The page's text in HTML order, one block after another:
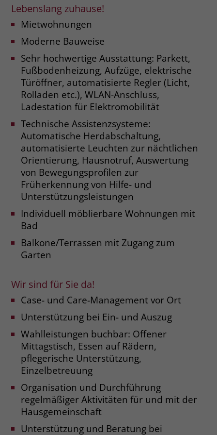
Lebenslang zuhause!
Mietwohnungen
Moderne Bauweise
Sehr hochwertige Ausstattung: Parkett,
Fußbodenheizung, Aufzüge, elektrische
Türöffner, automatisierte Regler (Licht,
Rolladen etc.), WLAN-Anschluss,
Ladestation für Elektromobilität
Technische Assistenzsysteme:
Automatische Herdabschaltung,
automatisierte Leuchten zur nächtlichen
Orientierung, Hausnotruf, Auswertung
von Bewegungsprofilen zur
Früherkennung von Hilfe- und
Unterstützungsleistungen
Individuell möblierbare Wohnungen mit
Bad
Balkone/Terrassen mit Zugang zum
Garten
Wir sind für Sie da!
Case- und Care-Management vor Ort
Unterstützung bei Ein- und Auszug
Wahlleistungen buchbar: Offener
Mittagstisch, Essen auf Rädern,
pflegerische Unterstützung,
Einzelbetreuung
Organisation und Durchführung
regelmäßiger Aktivitäten für und mit der
Hausgemeinschaft
Unterstützung und Beratung bei
Name __cf_bm
Anbieter .fonts.net
Laufzeit 30 Minuten
Zweck
This cookie, set by Cloudflare, is used to
support Cloudflare Bot Management.
Name JSessionID
Anbieter jobs.stiftung-liebenau.de
Laufzeit Session
Zweck
Behält die Zustände des Benutzers bei
allen Seitenanfragen bei.
Name _gcl_au
Anbieter Google Ads
Laufzeit 90 Tage
Zweck Enthält eine zufallsgenerierte User-ID.
Anbieter Google Ads
Laufzeit 90 Tage
Zweck
Dieses Cookie wird gesetzt, wenn ein
User über einen Klick auf eine Google
Werbeanzeige auf die Website gelangt.
Es enthält Informationen darüber,
welche Werbeanzeige geklickt wurde,
Bestellungen oder Kontaktanfragen der
Name _gcl_dc
Anbieter Google Ads
Zweck
Dieses Cookie wird gesetzt, wenn ein
User über einen Klick auf eine Google
Werbeanzeige auf die Website gelangt.
welche Werbeanzeige geklickt wurde,
sodass erzielte Erfolge wie z.B.
Bestellungen oder Kontaktanfragen der